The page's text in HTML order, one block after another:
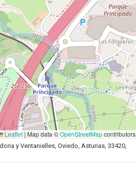
Leaflet | Map data ©OpenStreetMapcontributors
y Ventanielles, Oviedo, Asturias, 33420,